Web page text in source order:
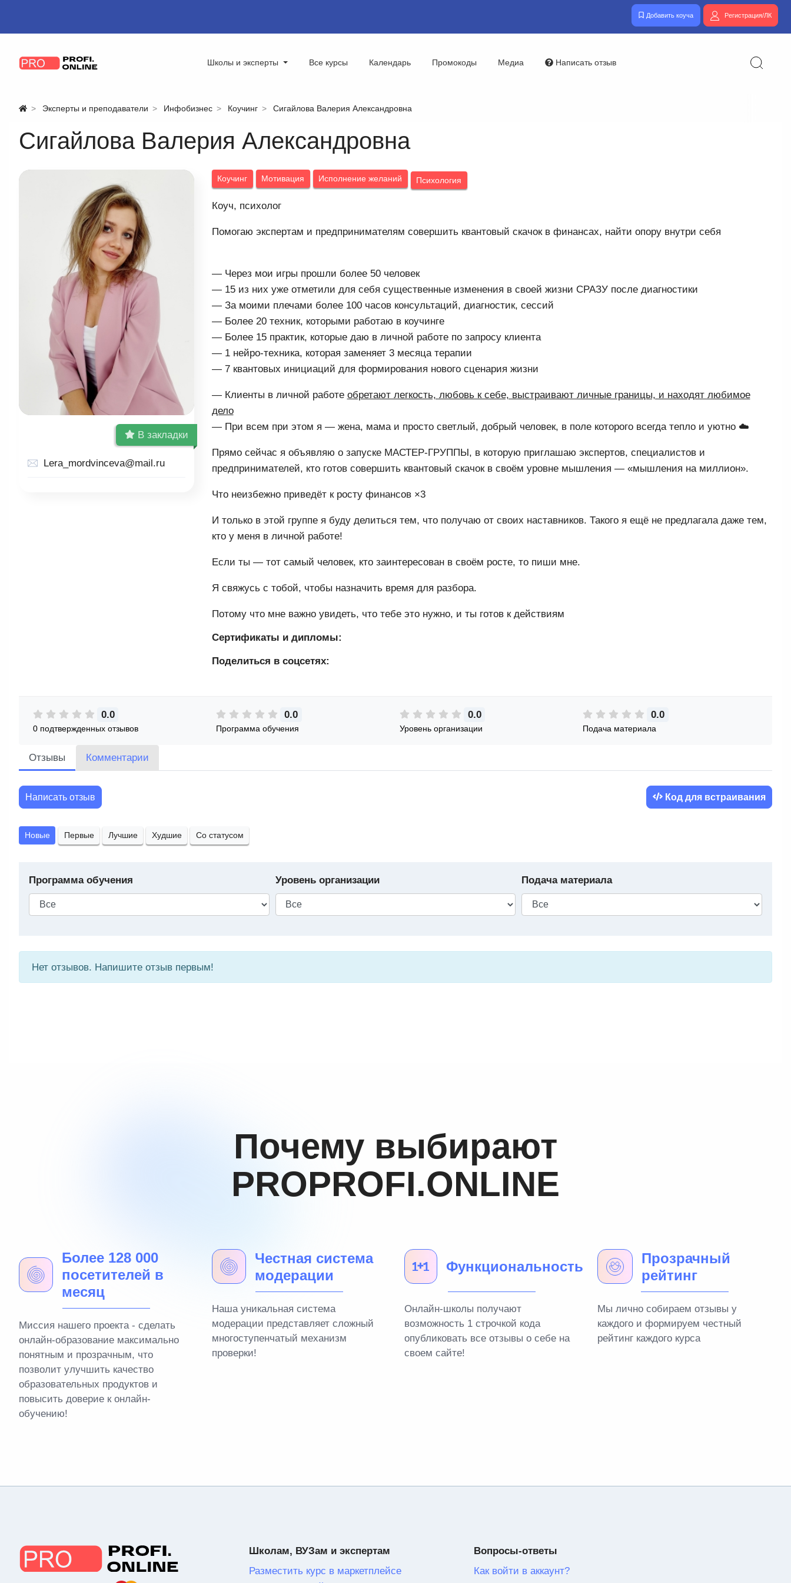
Добавить коуча Регистрация/ЛК
Школы и эксперты Все курсы Календарь Промокоды Медиа Написать отзыв
Эксперты и преподаватели Инфобизнес Коучинг Сигайлова Валерия Александровна
Сигайлова Валерия Александровна
В закладки
Lera_mordvinceva@mail.ru
Коучинг Мотивация Исполнение желаний Психология
Коуч, психолог
Помогаю экспертам и предпринимателям совершить квантовый скачок в финансах, найти опору внутри себя
— Через мои игры прошли более 50 человек
— 15 из них уже отметили для себя существенные изменения в своей жизни СРАЗУ после диагностики
— За моими плечами более 100 часов консультаций, диагностик, сессий
— Более 20 техник, которыми работаю в коучинге
— Более 15 практик, которые даю в личной работе по запросу клиента
— 1 нейро-техника, которая заменяет 3 месяца терапии
— 7 квантовых инициаций для формирования нового сценария жизни
— Клиенты в личной работе обретают легкость, любовь к себе, выстраивают личные границы, и находят любимое
дело
— При всем при этом я — жена, мама и просто светлый, добрый человек, в поле которого всегда тепло и уютно ☁️
Прямо сейчас я объявляю о запуске МАСТЕР-ГРУППЫ, в которую приглашаю экспертов, специалистов и
предпринимателей, кто готов совершить квантовый скачок в своём уровне мышления — «мышления на миллион».
Что неизбежно приведёт к росту финансов ×3
И только в этой группе я буду делиться тем, что получаю от своих наставников. Такого я ещё не предлагала даже тем,
кто у меня в личной работе!
Если ты — тот самый человек, кто заинтересован в своём росте, то пиши мне.
Я свяжусь с тобой, чтобы назначить время для разбора.
Потому что мне важно увидеть, что тебе это нужно, и ты готов к действиям
Сертификаты и дипломы:
Поделиться в соцсетях:
0.0
0 подтвержденных отзывов
0.0
Программа обучения
0.0
Уровень организации
0.0
Подача материала
Отзывы Комментарии
Написать отзыв Код для встраивания
Новые Первые Лучшие Худшие Со статусом
Программа обучения Уровень организации Подача материала
Нет отзывов. Напишите отзыв первым!
Почему выбирают
PROPROFI.ONLINE
Более 128 000
посетителей в
месяц
Миссия нашего проекта - сделать
онлайн-образование максимально
понятным и прозрачным, что
позволит улучшить качество
образовательных продуктов и
повысить доверие к онлайн-
обучению!
Честная система
модерации
Наша уникальная система
модерации представляет сложный
многоступенчатый механизм
проверки!
Функциональность
Онлайн-школы получают
возможность 1 строчкой кода
опубликовать все отзывы о себе на
своем сайте!
Прозрачный
рейтинг
Мы лично собираем отзывы у
каждого и формируем честный
рейтинг каждого курса
Школам, ВУЗам и экспертам
Разместить курс в маркетплейсе
Вопросы-ответы
Как войти в аккаунт?